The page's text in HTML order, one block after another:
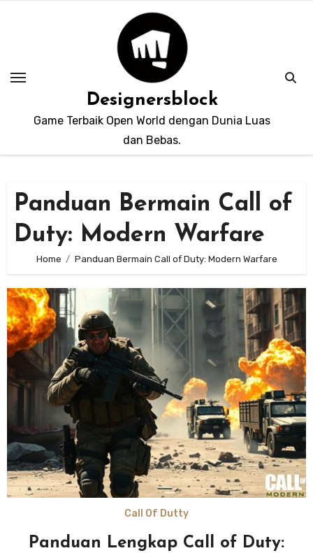
Designersblock
Game Terbaik Open World dengan Dunia Luas
dan Bebas.
Panduan Bermain Call of
Duty: Modern Warfare
Home Panduan Bermain Call of Duty: Modern Warfare
Call Of Dutty
Panduan Lengkap Call of Duty: